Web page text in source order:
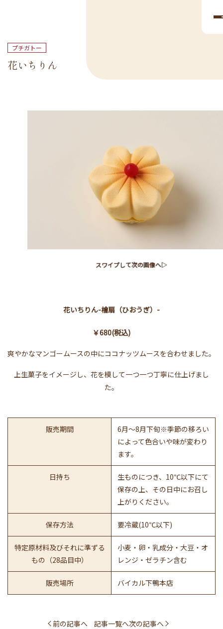
プチガトー
花いちりん
スワイプして次の画像へ▷
花いちりん-檜扇（ひおうぎ）-
￥680(税込)
爽やかなマンゴームースの中にココナッツムースを合わせました。
上生菓子をイメージし、花を模して一つ一つ丁寧に仕上げまし
た。
販売期間
6月～8月下旬※季節の移ろい
によって色合いや味が変わり
ます。
日持ち
生ものにつき、10℃以下にて
保存の上、その日中にお召し
上がりください。
保存方法 要冷蔵(10℃以下)
特定原材料及びそれに準ずる
もの（28品目中）
小麦・卵・乳成分・大豆・オ
レンジ・ゼラチン含む
販売場所 バイカル下鴨本店
前の記事へ 記事一覧へ次の記事へ